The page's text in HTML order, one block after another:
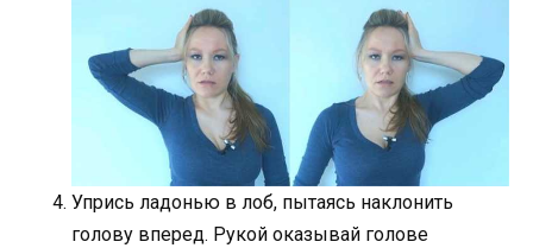
Упрись ладонью в лоб, пытаясь наклонить
голову вперед. Рукой оказывай голове